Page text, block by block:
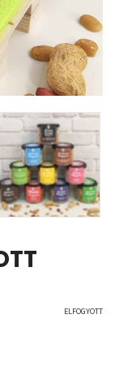
ELFOGYOTT